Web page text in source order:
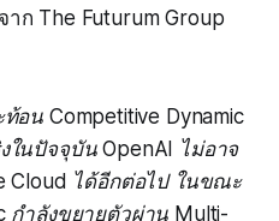
าก The Futurum Group
อน Competitive Dynamic
ในปัจจุบัน OpenAI ไม่อาจ
Cloud ได้อีกต่อไป ในขณะ
กำลังขยายตัวผ่าน Multi-